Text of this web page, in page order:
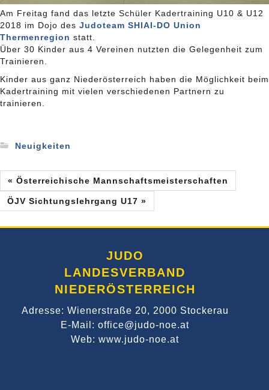
Am Freitag fand das letzte Schüler Kadertraining U10 & U12
2018 im Dojo des Judoteam SHIAI-DO Union
Thermenregion statt.
Über 30 Kinder aus 4 Vereinen nutzten die Gelegenheit zum
Trainieren.
Kinder aus ganz Niederösterreich haben die Möglichkeit beim
Kadertraining mit vielen verschiedenen Partnern zu
trainieren.
Neuigkeiten
« Österreichische Mannschaftsmeisterschaften
ÖJV Sichtungslehrgang U17 »
JUDO
LANDESVERBAND
NIEDERÖSTERREICH
Adresse: Wienerstraße 20, 2000 Stockerau
E-Mail: office@judo-noe.at
Web: www.judo-noe.at